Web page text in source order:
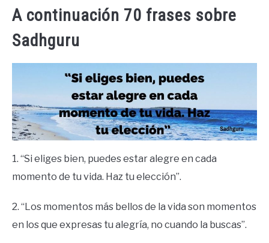
A continuación 70 frases sobre
Sadhguru
1. “Si eliges bien, puedes estar alegre en cada
momento de tu vida. Haz tu elección”.
2. “Los momentos más bellos de la vida son momentos
en los que expresas tu alegría, no cuando la buscas”.